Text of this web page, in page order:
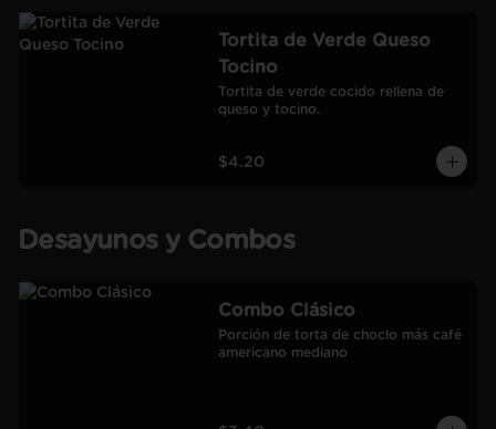
Tortita de Verde Queso
Tocino
Tortita de verde cocido rellena de
queso y tocino.
$4.20
Desayunos y Combos
Combo Clásico
Porción de torta de choclo más café
americano mediano